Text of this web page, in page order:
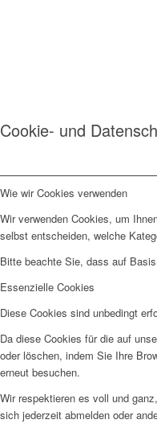
Cookie- und
Wie wir Cookies verwenden
Wir verwenden Cookies, um
selbst entscheiden, welche
Bitte beachte Sie, dass auf
Essenzielle Cookies
Diese Cookies sind unbedingt
Da diese Cookies für die auf
oder löschen, indem Sie Ihre
erneut besuchen.
Wir respektieren es voll und
sich jederzeit abmelden oder